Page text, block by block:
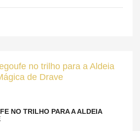
NO TRILHO PARA A ALDEIA